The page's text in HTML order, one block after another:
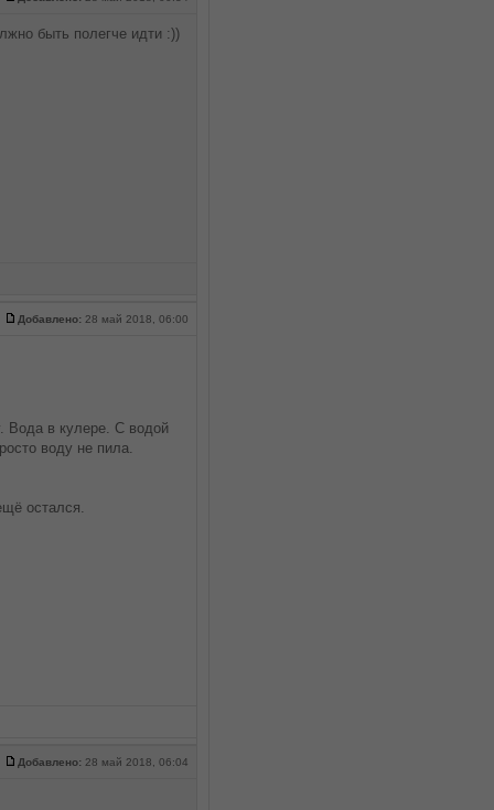
быть полегче идти :))
Добавлено:28 май 2018, 06:00
Вода в кулере. С водой
воду не пила.
остался.
Добавлено: 28 май 2018, 06:04